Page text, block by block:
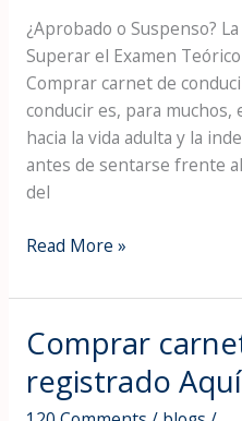
¿Aprobado o Suspenso?
Superar el Examen
Comprar carnet de
conducir es, para
hacia la vida adulta y la
antes de sentarse frente
del
Teórico
de
Conducir
en
España
–
Comprar
de
Read More »
Comprar
registrado Aquí
Comprar
de